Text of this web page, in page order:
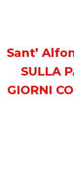
Sant’
SULLA
GIORNI